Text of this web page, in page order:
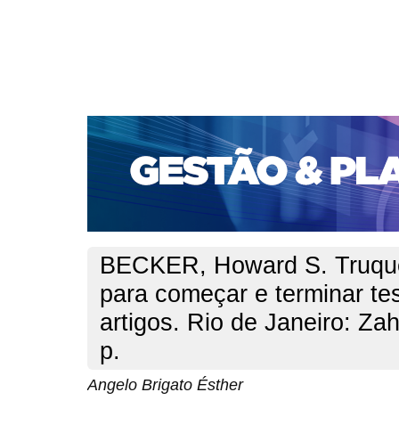
CAPA SOBRE ACESSO CADASTRO
PORTAL DE REVISTAS DA UNIFACS
SUBMISSÕES
PARA SUBMISSÃO DE ARTIGOS
TUTORIAL PARA
Capa v. 17, n. 3, set./dez. 2016 Ésther
BECKER, Howard S.
para começar e terminar
artigos. Rio de Janeiro:
p.
Angelo Brigato Ésther